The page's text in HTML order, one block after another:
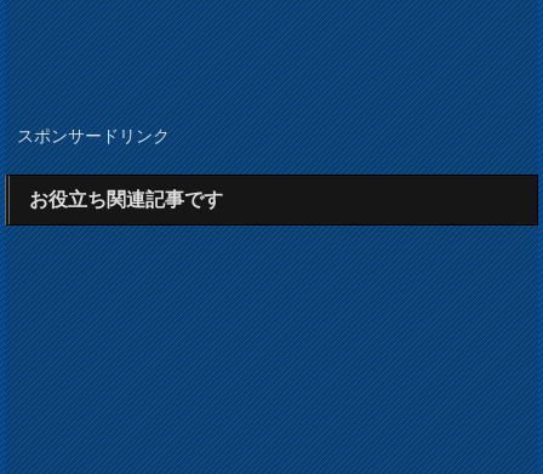
スポンサードリンク
お役立ち関連記事です